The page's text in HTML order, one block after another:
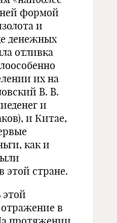
формой
и
денежных
отливка
их на
В. В.
и
и Китае,
как и
этой стране.
этой
в